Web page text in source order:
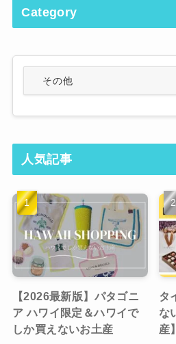
Category
人気記事
【2026最新版】パタゴニ
ア ハワイ限定＆ハワイで
しか買えないお土産
タ
な
産